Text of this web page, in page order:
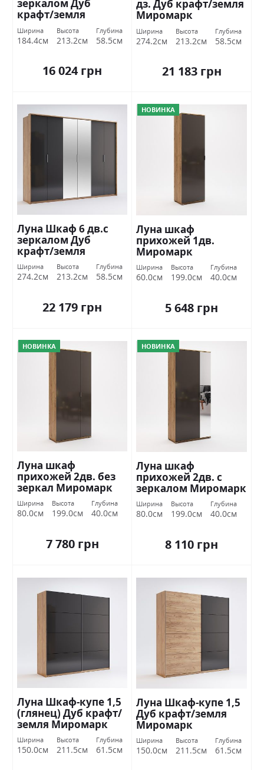
зеркалом Дуб
крафт/земля
Миромарк
Ширина
184.4см
Высота
213.2см
Глубина
58.5см
16 024 грн
дз. Дуб крафт/земля
Миромарк
Ширина
274.2см
Высота
213.2см
Глубина
58.5см
21 183 грн
Луна Шкаф 6 дв.с
зеркалом Дуб
крафт/земля
Миромарк
Ширина
274.2см
Высота
213.2см
Глубина
58.5см
22 179 грн
НОВИНКА
Луна шкаф
прихожей 1дв.
Миромарк
Ширина
60.0см
Высота
199.0см
Глубина
40.0см
5 648 грн
НОВИНКА
Луна шкаф
прихожей 2дв. без
зеркал Миромарк
Ширина
80.0см
Высота
199.0см
Глубина
40.0см
7 780 грн
НОВИНКА
Луна шкаф
прихожей 2дв. с
зеркалом Миромарк
Ширина
80.0см
Высота
199.0см
Глубина
40.0см
8 110 грн
Луна Шкаф-купе 1,5
(глянец) Дуб крафт/
земля Миромарк
Ширина
150.0см
Высота
211.5см
Глубина
61.5см
Луна Шкаф-купе 1,5
Дуб крафт/земля
Миромарк
Ширина
150.0см
Высота
211.5см
Глубина
61.5см